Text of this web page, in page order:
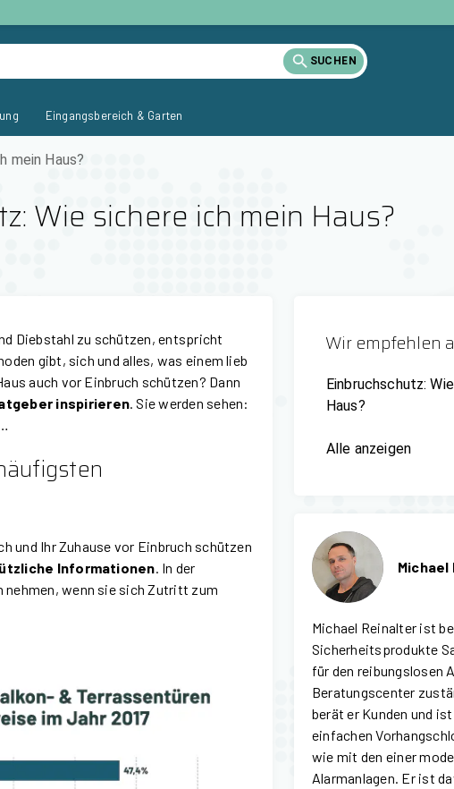
SUCHEN
Eingangsbereich & Garten
mein Haus?
Wie sichere ich mein Haus?
Diebstahl zu schützen, entspricht
gibt, sich und alles, was einem lieb
auch vor Einbruch schützen? Dann
inspirieren. Sie werden sehen:
und Ihr Zuhause vor Einbruch schützen
Informationen. In der
nehmen, wenn sie sich Zutritt zum
Wir empfehlen
Einbruchschutz:
Haus?
Alle anzeigen
Michael Reinalter ist
Sicherheitsprodukte
für den reibungslosen
Beratungscenter
berät er Kunden und
einfachen
wie mit den einer
Alarmanlagen. Er ist